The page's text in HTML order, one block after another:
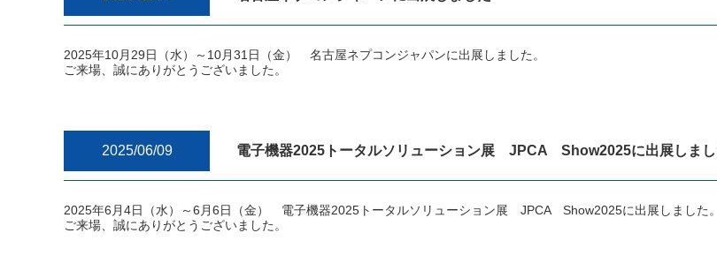
2025年10月29日（水）～10月31日（金） 名古屋ネプコンジャパンに出展しました。
ご来場、誠にありがとうございました。
2025/06/09 電子機器2025トータルソリューション展 JPCA Show2025に出展しまし
2025年6月4日（水）～6月6日（金） 電子機器2025トータルソリューション展 JPCA Show2025に出展しました。
ご来場、誠にありがとうございました。